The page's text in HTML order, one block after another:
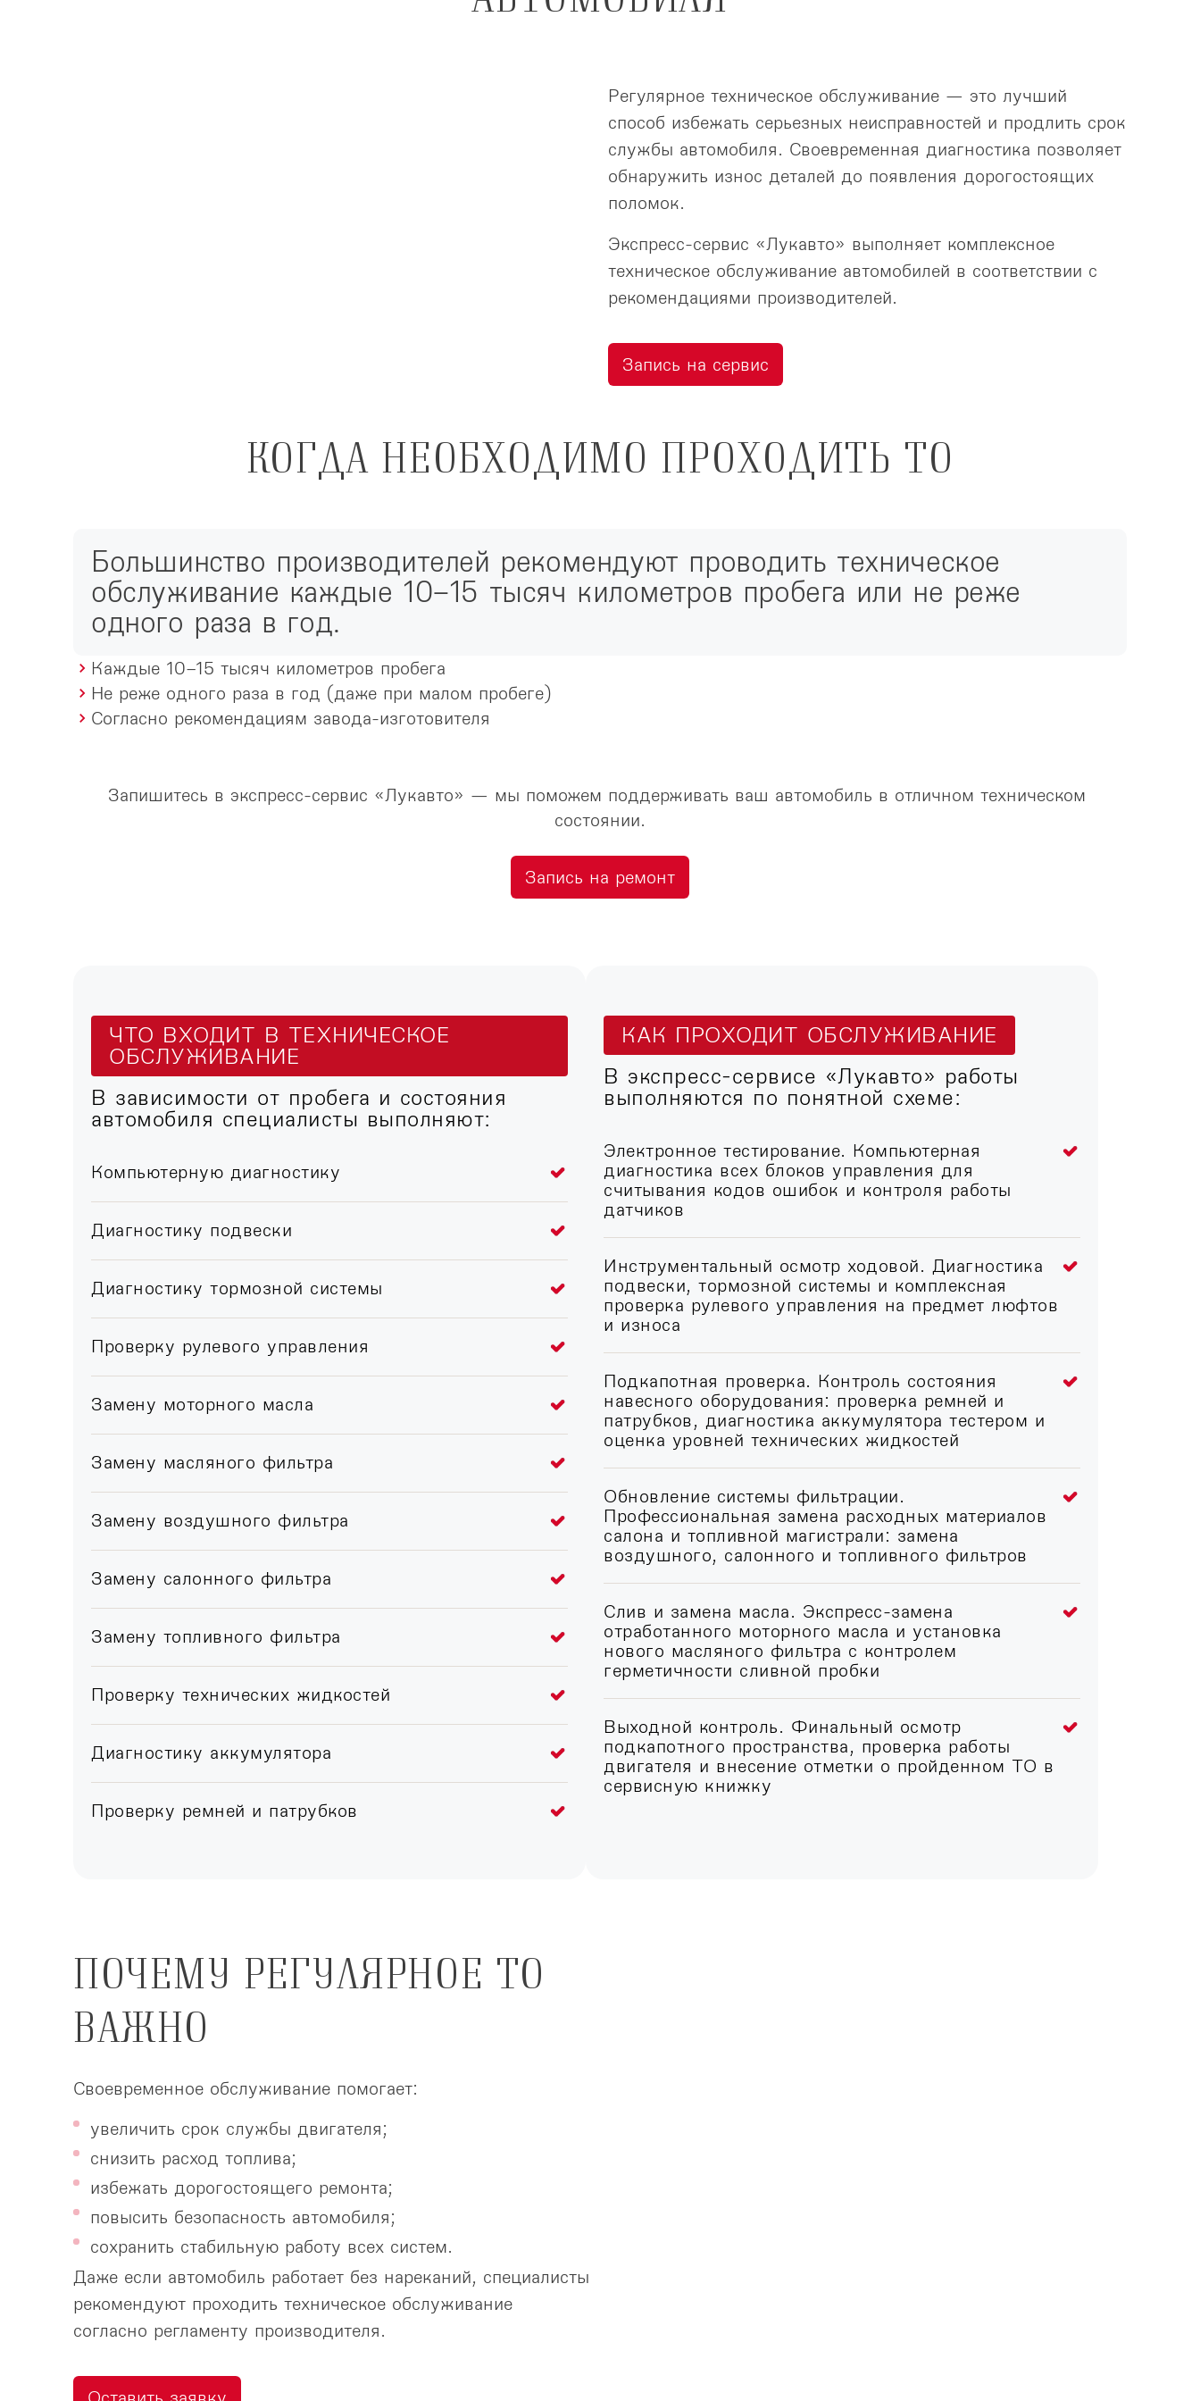
Регулярное техническое обслуживание — это лучший
способ избежать серьезных неисправностей и продлить срок
службы автомобиля. Своевременная диагностика позволяет
обнаружить износ деталей до появления дорогостоящих
поломок.
Экспресс-сервис «Лукавто» выполняет комплексное
техническое обслуживание автомобилей в соответствии с
рекомендациями производителей.
Запись на сервис
КОГДА НЕОБХОДИМО ПРОХОДИТЬ ТО
Большинство производителей рекомендуют проводить техническое
обслуживание каждые 10–15 тысяч километров пробега или не реже
одного раза в год.
Каждые 10–15 тысяч километров пробега
Не реже одного раза в год (даже при малом пробеге)
Согласно рекомендациям завода-изготовителя
Запишитесь в экспресс-сервис «Лукавто» — мы поможем поддерживать ваш автомобиль в отличном техническом
состоянии.
Запись на ремонт
ЧТО ВХОДИТ В ТЕХНИЧЕСКОЕ
ОБСЛУЖИВАНИЕ
В зависимости от пробега и состояния
автомобиля специалисты выполняют:
Компьютерную диагностику
Диагностику подвески
Диагностику тормозной системы
Проверку рулевого управления
Замену моторного масла
Замену масляного фильтра
Замену воздушного фильтра
Замену салонного фильтра
Замену топливного фильтра
Проверку технических жидкостей
Диагностику аккумулятора
Проверку ремней и патрубков
КАК ПРОХОДИТ ОБСЛУЖИВАНИЕ
В экспресс-сервисе «Лукавто» работы
выполняются по понятной схеме:
Электронное тестирование. Компьютерная
диагностика всех блоков управления для
считывания кодов ошибок и контроля работы
датчиков
Инструментальный осмотр ходовой. Диагностика
подвески, тормозной системы и комплексная
проверка рулевого управления на предмет люфтов
и износа
Подкапотная проверка. Контроль состояния
навесного оборудования: проверка ремней и
патрубков, диагностика аккумулятора тестером и
оценка уровней технических жидкостей
Обновление системы фильтрации.
Профессиональная замена расходных материалов
салона и топливной магистрали: замена
воздушного, салонного и топливного фильтров
Слив и замена масла. Экспресс-замена
отработанного моторного масла и установка
нового масляного фильтра с контролем
герметичности сливной пробки
Выходной контроль. Финальный осмотр
подкапотного пространства, проверка работы
двигателя и внесение отметки о пройденном ТО в
сервисную книжку
ПОЧЕМУ РЕГУЛЯРНОЕ ТО
ВАЖНО
Своевременное обслуживание помогает:
увеличить срок службы двигателя;
снизить расход топлива;
избежать дорогостоящего ремонта;
повысить безопасность автомобиля;
сохранить стабильную работу всех систем.
Даже если автомобиль работает без нареканий, специалисты
рекомендуют проходить техническое обслуживание
согласно регламенту производителя.